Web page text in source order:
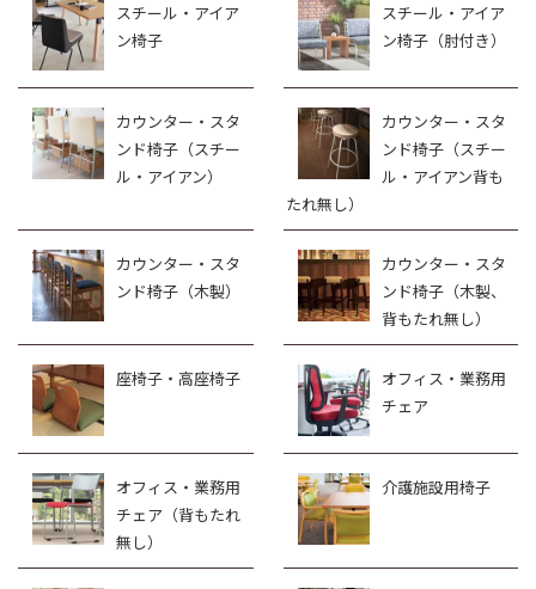
スチール・アイア
ン椅子
スチール・アイア
ン椅子（肘付き）
カウンター・スタ
ンド椅子（スチー
ル・アイアン）
カウンター・スタ
ンド椅子（スチー
ル・アイアン背も
たれ無し）
カウンター・スタ
ンド椅子（木製）
カウンター・スタ
ンド椅子（木製、
背もたれ無し）
座椅子・高座椅子
オフィス・業務用
チェア
オフィス・業務用
チェア（背もたれ
無し）
介護施設用椅子